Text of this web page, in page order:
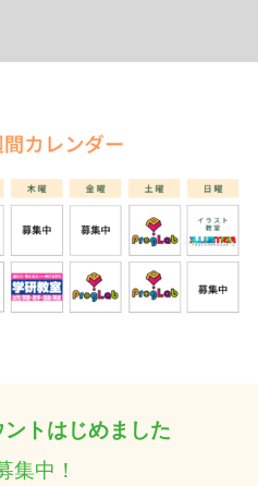
トはじめました
集中！